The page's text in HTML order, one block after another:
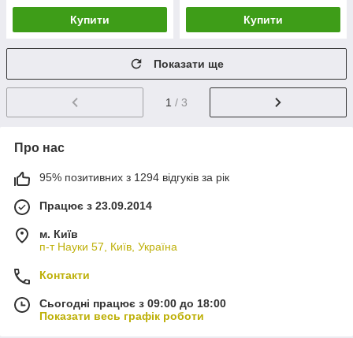
Купити Купити
Показати ще
1 / 3
Про нас
95% позитивних з 1294 відгуків за рік
Працює з 23.09.2014
м. Київ
п-т Науки 57, Київ, Україна
Контакти
Сьогодні працює з 09:00 до 18:00
Показати весь графік роботи